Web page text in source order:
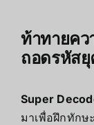
ท้าทายค
ถอดรหัส
Super
มาเพื่อฝึกทักษ